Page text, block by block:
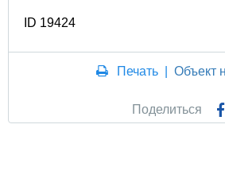
ID 19424
Печать |Объект
Поделиться